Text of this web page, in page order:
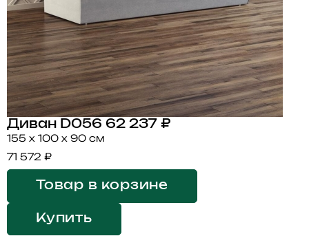
Диван D056 62 237 ₽
155 x 100 x 90 см
71 572 ₽
Товар в корзине
Купить